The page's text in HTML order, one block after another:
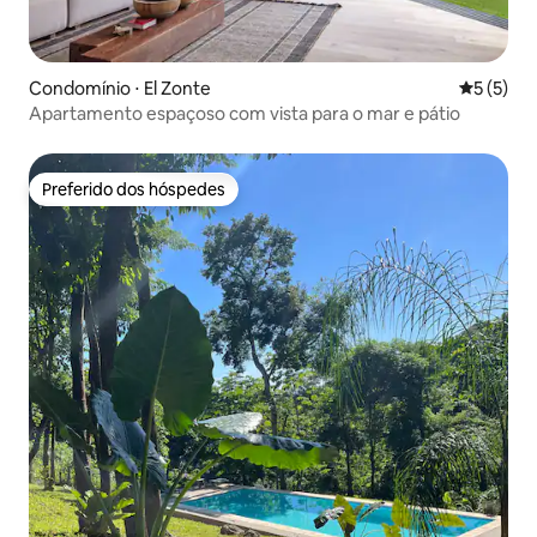
Condomínio ⋅ El Zonte 5 de
5 (5)
Apartamento espaçoso com vista para o mar e pátio
Preferido dos hóspedes
Preferido dos hóspedes